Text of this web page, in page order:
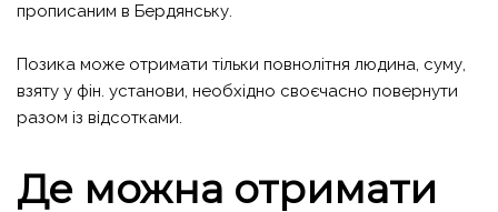
прописаним в Бердянську.
Позика може отримати тільки повнолітня людина, суму,
взяту у фін. установи, необхідно своєчасно повернути
разом із відсотками.
Де можна отримати